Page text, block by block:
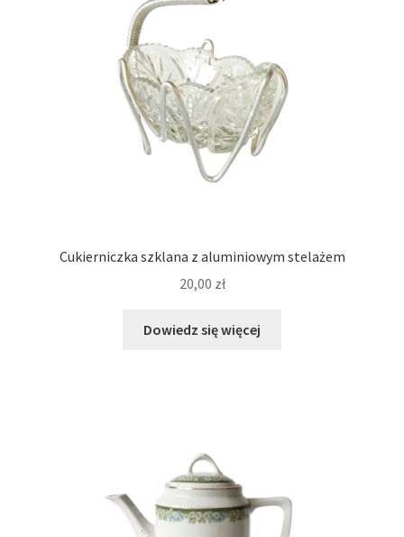
Cukierniczka szklana z aluminiowym stelażem
20,00 zł
Dowiedz się więcej